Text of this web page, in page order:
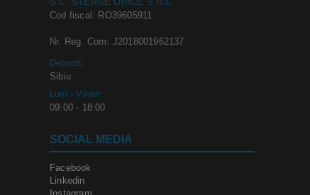
S.C. STERGE ORICE S.R.L.
Cod fiscal: RO39605911
Nr. Reg. Com: J2018001962137
Depozit:
Sibiu
Luni - Vineri:
09:00 - 18:00
SOCIAL MEDIA
Facebook
Linkedin